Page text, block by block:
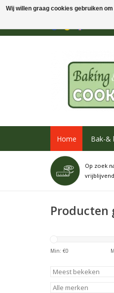
Home Bak-&
Op zoek
Producten
Min: €0
Wij willen graag cookies gebruiken